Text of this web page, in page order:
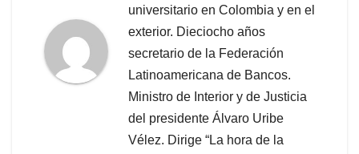
universitario en Colombia y en el
exterior. Dieciocho años
secretario de la Federación
Latinoamericana de Bancos.
Ministro de Interior y de Justicia
del presidente Álvaro Uribe
Vélez. Dirige “La hora de la